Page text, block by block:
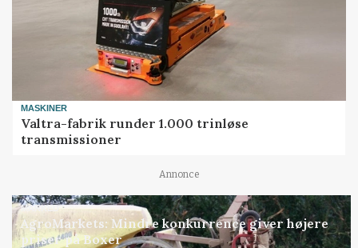
MASKINER
Valtra-fabrik runder 1.000 trinløse
transmissioner
Annonce
MARKED
AgroMarkets: Mindre konkurrence giver højere
priser på Boxer